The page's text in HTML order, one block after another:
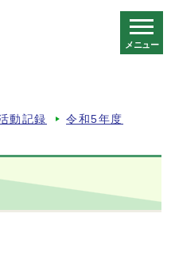
メニュー
動記録 令和5年度